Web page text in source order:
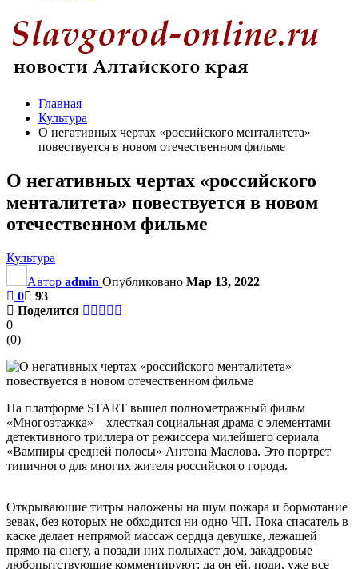
Главная
Культура
О негативных чертах «российского менталитета»
повествуется в новом отечественном фильме
О негативных чертах «российского
менталитета» повествуется в новом
отечественном фильме
Культура
Автор admin Опубликовано Мар 13, 2022
0
93
Поделится
0
(0)
На платформе START вышел полнометражный фильм
«Многоэтажка» – хлесткая социальная драма с элементами
детективного триллера от режиссера милейшего сериала
«Вампиры средней полосы» Антона Маслова. Это портрет
типичного для многих жителя российского города.
Открывающие титры наложены на шум пожара и бормотание
зевак, без которых не обходится ни одно ЧП. Пока спасатель в
каске делает непрямой массаж сердца девушке, лежащей
прямо на снегу, а позади них полыхает дом, закадровые
любопытствующие комментируют: да он ей, поди, уже все